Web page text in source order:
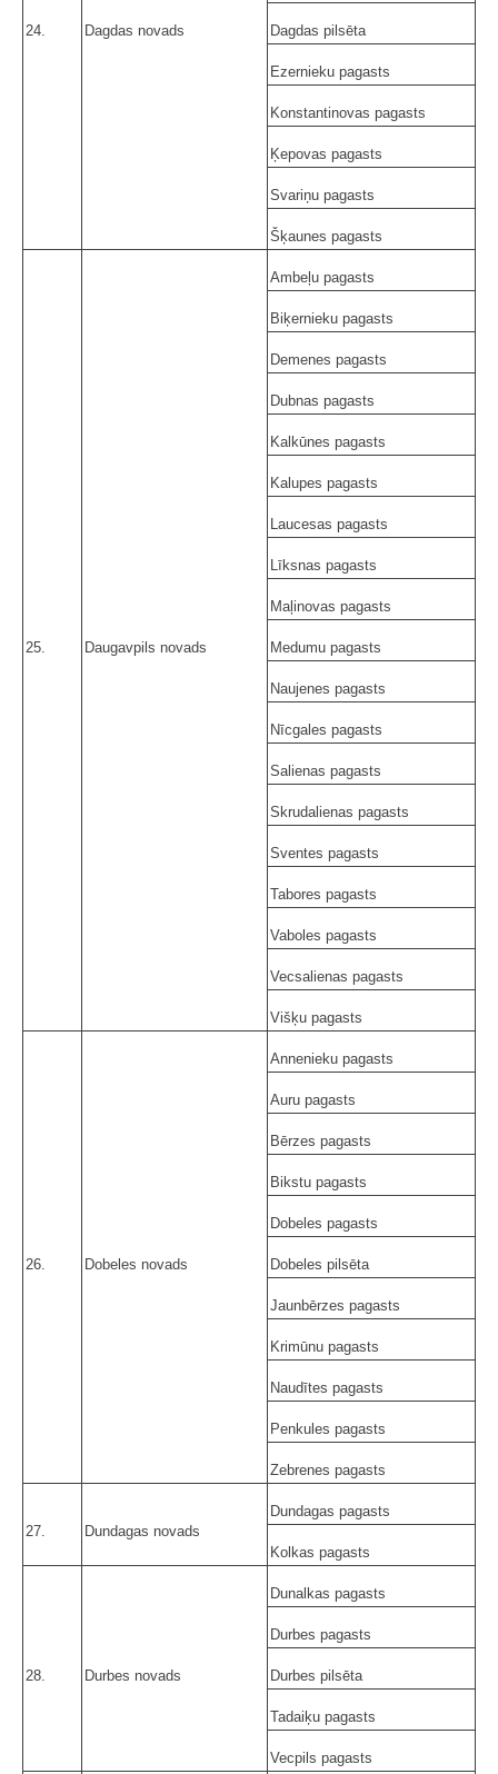
24. Dagdas novads Dagdas pilsēta
Ezernieku pagasts
Konstantinovas pagasts
Ķepovas pagasts
Svariņu pagasts
Šķaunes pagasts
25. Daugavpils novads
Ambeļu pagasts
Biķernieku pagasts
Demenes pagasts
Dubnas pagasts
Kalkūnes pagasts
Kalupes pagasts
Laucesas pagasts
Līksnas pagasts
Maļinovas pagasts
Medumu pagasts
Naujenes pagasts
Nīcgales pagasts
Salienas pagasts
Skrudalienas pagasts
Sventes pagasts
Tabores pagasts
Vaboles pagasts
Vecsalienas pagasts
Višķu pagasts
26. Dobeles novads
Annenieku pagasts
Auru pagasts
Bērzes pagasts
Bikstu pagasts
Dobeles pagasts
Dobeles pilsēta
Jaunbērzes pagasts
Krimūnu pagasts
Naudītes pagasts
Penkules pagasts
Zebrenes pagasts
27. Dundagas novads
Dundagas pagasts
Kolkas pagasts
28. Durbes novads
Dunalkas pagasts
Durbes pagasts
Durbes pilsēta
Tadaiķu pagasts
Vecpils pagasts